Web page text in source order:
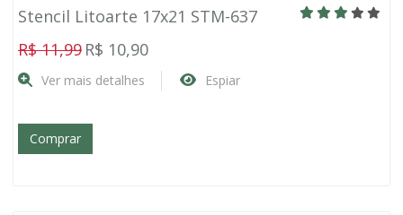
Stencil Litoarte 17x21 STM-637
R$ 11,99 R$ 10,90
Ver mais detalhes Espiar
Comprar